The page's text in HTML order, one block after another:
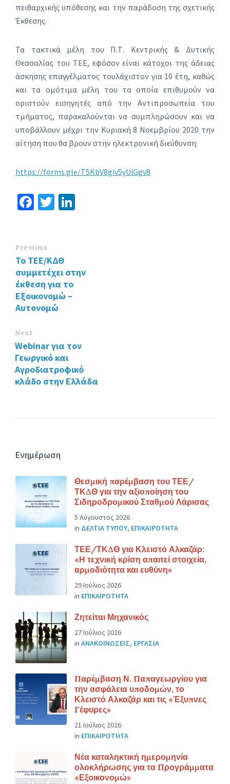
πειθαρχικής υπόθεσης και την παράδοση της σχετικής
Έκθεσης.
Τα τακτικά μέλη του Π.Τ. Κεντρικής & Δυτικής
Θεσσαλίας του ΤΕΕ, εφόσον είναι κάτοχοι της άδειας
άσκησης επαγγέλματος τουλάχιστον για 10 έτη, καθώς
και τα ομότιμα μέλη του τα οποία επιθυμούν να
οριστούν εισηγητές από την Αντιπροσωπεία του
τμήματος, παρακαλούνται να συμπληρώσουν και να
υποβάλλουν μέχρι την Κυριακή 8 Νοεμβρίου 2020 την
αίτηση που θα βρουν στην ηλεκτρονική διεύθυνση:
https://forms.gle/T5KbV8giv5yUiGgv8
Fa
o
o
k
T
n
Previous
Το ΤΕΕ/ΚΔΘ
συμμετέχει στην
έκθεση για το
Εξοικονομώ –
Αυτονομώ
Next
Webinar για τον
Γεωργικό και
Αγροδιατροφικό
κλάδο στην Ελλάδα
Ενημέρωση
Θεσμική παρέμβαση του ΤΕΕ/
ΤΚΔΘ για την αξιοποίηση του
Σιδηροδρομικού Σταθμού Λάρισας
5 Αύγουστος 2026
in ΔΕΛΤΙΑ ΤΥΠΟΥ, ΕΠΙΚΑΙΡΟΤΗΤΑ
ΤΕΕ/ΤΚΔΘ για Κλειστό Αλκαζάρ:
«Η τεχνική κρίση απαιτεί στοιχεία,
αρμοδιότητα και ευθύνη»
29 Ιούλιος 2026
in ΕΠΙΚΑΙΡΟΤΗΤΑ
Ζητείται Μηχανικός
27 Ιούλιος 2026
in ΑΝΑΚΟΙΝΩΣΕΙΣ, ΕΡΓΑΣΙΑ
Παρέμβαση Ν. Παπαγεωργίου για
την ασφάλεια υποδομών, το
Κλειστό Αλκαζάρ και τις «Έξυπνες
Γέφυρες»
21 Ιούλιος 2026
in ΕΠΙΚΑΙΡΟΤΗΤΑ
Νέα καταληκτική ημερομηνία
ολοκλήρωσης για τα Προγράμματα
«Εξοικονομώ»